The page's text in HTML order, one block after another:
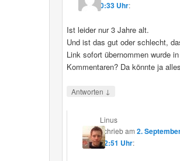
10:33 Uhr:
Ist leider nur 3 Jahre alt.
Und ist das gut oder schlecht,
Link sofort übernommen wurde
Kommentaren? Da könnte ja
Antworten ↓
Linus
schriebam2.
12:51 Uhr: